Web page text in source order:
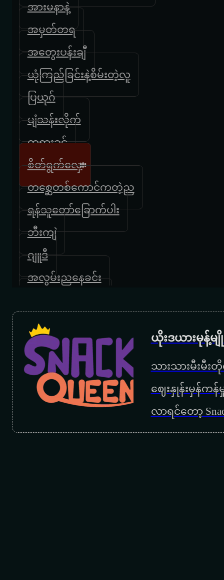
အားမနာနဲ့
အမှတ်တရ
အတွေးပန်းချီ
ယုံကြည်ခြင်းနဲ့စိမ်းတဲ့လူ
ပြယုဂ်
ပျံသန်းလိုက်
တရားခွင်
စိတ်ရွက်လှေ
တစ္ဆေတစ်ကောင်ကတဲ့ည
ရန်သူတော်ခြောက်ပါး
ဘီးကျဲ
ဂျူဒီ
အလွမ်းညနေခင်း
လိုသလိုသုံး
ပြည့်တန်ဆာ
ယိုးဒယားမုန့်
သားသားမီးမီး
ဈေးနှုန်းမှန်က
လာရင်တော့